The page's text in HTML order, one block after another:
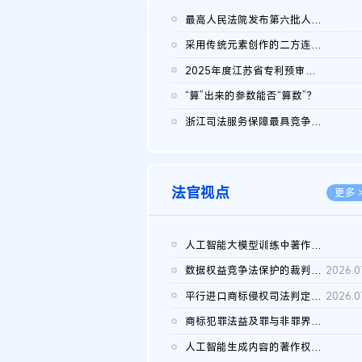
最高人民法院发布第六批人民法院种业知识产权司法保护典型案例 含...
采用传统元素创作的二方连续装饰图案作品的独创性及侵权对比认定
2025年度江苏省专利预审典型案例
“算”出来的参数能否“算数”？
浙江司法服务保障最具竞争力营商环境建设典型案例（第二批）含侵...
法官视点 更多
人工智能大模型训练中著作权的合理使用
数据权益竞争法保护的裁判路径构建
平行进口商标侵权司法判定规则的困境与纾解
商标犯罪法益及罪与非罪界限研究
人工智能生成内容的著作权司法认定：演进逻辑、现实困境与规则建...